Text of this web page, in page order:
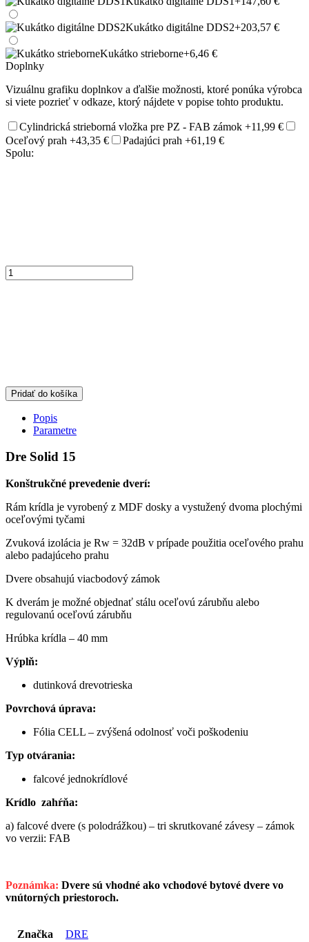
Kukátko digitálne DDS2+203,57 €
Kukátko strieborne+6,46 €
Doplnky
Vizuálnu grafiku doplnkov a ďalšie možnosti, ktoré ponúka výrobca
si viete pozrieť v odkaze, ktorý nájdete v popise tohto produktu.
Cylindrická strieborná vložka pre PZ - FAB zámok +11,99 €
Oceľový prah +43,35 € Padajúci prah +61,19 €
Spolu:
Pridať do košíka
Popis
Parametre
Dre Solid 15
Konštrukčné prevedenie dverí:
Rám krídla je vyrobený z MDF dosky a vystužený dvoma plochými
oceľovými tyčami
Zvuková izolácia je Rw = 32dB v prípade použitia oceľového prahu
alebo padajúceho prahu
Dvere obsahujú viacbodový zámok
K dverám je možné objednať stálu oceľovú zárubňu alebo
regulovanú oceľovú zárubňu
Hrúbka krídla – 40 mm
Výplň:
dutinková drevotrieska
Povrchová úprava:
Fólia CELL – zvýšená odolnosť voči poškodeniu
Typ otvárania:
falcové jednokrídlové
Krídlo zahŕňa:
a) falcové dvere (s polodrážkou) – tri skrutkované závesy – zámok
vo verzii: FAB
Poznámka: Dvere sú vhodné ako vchodové bytové dvere vo
vnútorných priestoroch.
Značka DRE